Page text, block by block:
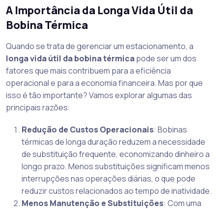
A Importância da Longa Vida Útil da
Bobina Térmica
Quando se trata de gerenciar um estacionamento, a
longa vida útil da bobina térmicapode ser um dos
fatores que mais contribuem para a eficiência
operacional e para a economia financeira. Mas por que
isso é tão importante? Vamos explorar algumas das
principais razões:
Redução de Custos Operacionais: Bobinas
térmicas de longa duração reduzem a necessidade
de substituição frequente, economizando dinheiro a
longo prazo. Menos substituições significam menos
interrupções nas operações diárias, o que pode
reduzir custos relacionados ao tempo de inatividade.
Menos Manutenção e Substituições: Com uma